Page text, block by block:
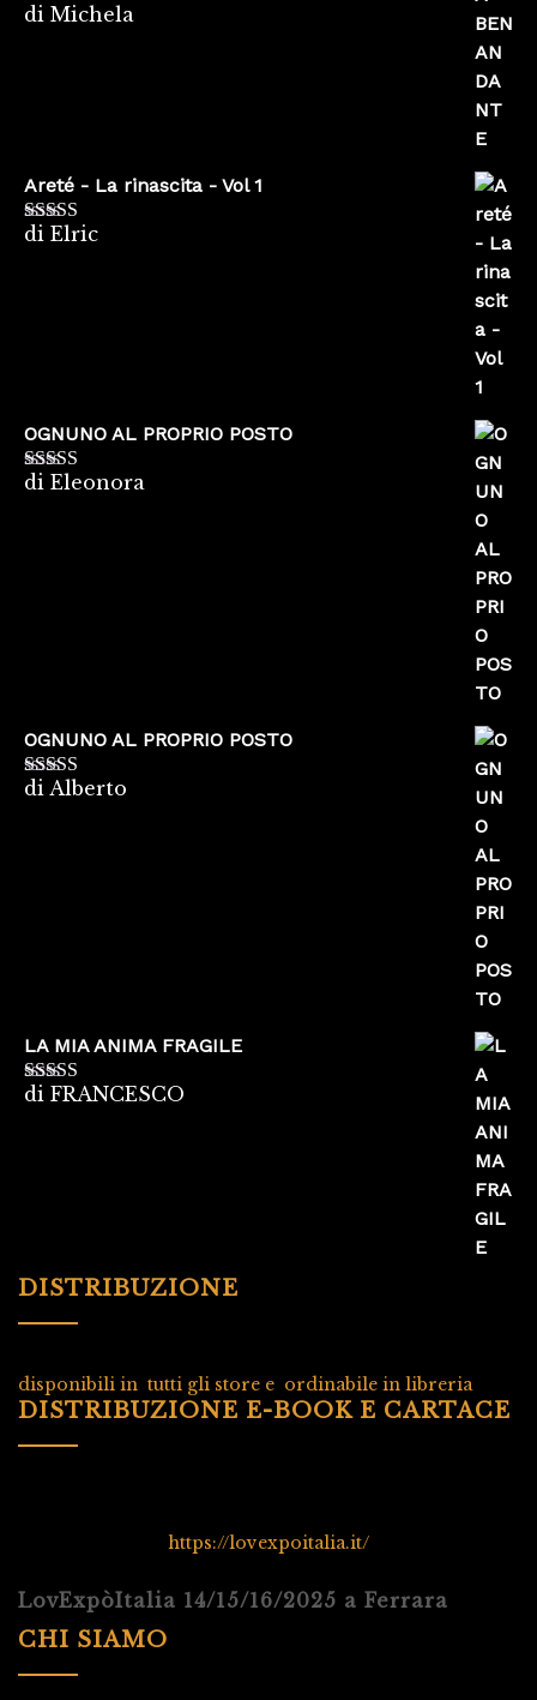
Valutato5su
di Michela
Areté - La rinascita - Vol 1
Valutato5
di Elric
OGNUNO AL PROPRIO POSTO
Valutato5su
di Eleonora
OGNUNO AL PROPRIO POSTO
Valutato5su
di Alberto
LA MIA ANIMA FRAGILE
Valutato5su
di FRANCESCO
DISTRIBUZIONE
disponibili in tutti gli store e ordinabile in libreria
DISTRIBUZIONE E-BOOK E CARTACE
https://lovexpoitalia.it/
LovExpòItalia 14/15/16/2025 a Ferrara
CHI SIAMO